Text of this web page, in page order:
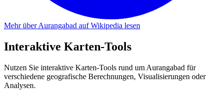
Mehr über Aurangabad auf Wikipedia lesen
Interaktive Karten-Tools
Nutzen Sie interaktive Karten-Tools rund um Aurangabad für
verschiedene geografische Berechnungen, Visualisierungen oder
Analysen.